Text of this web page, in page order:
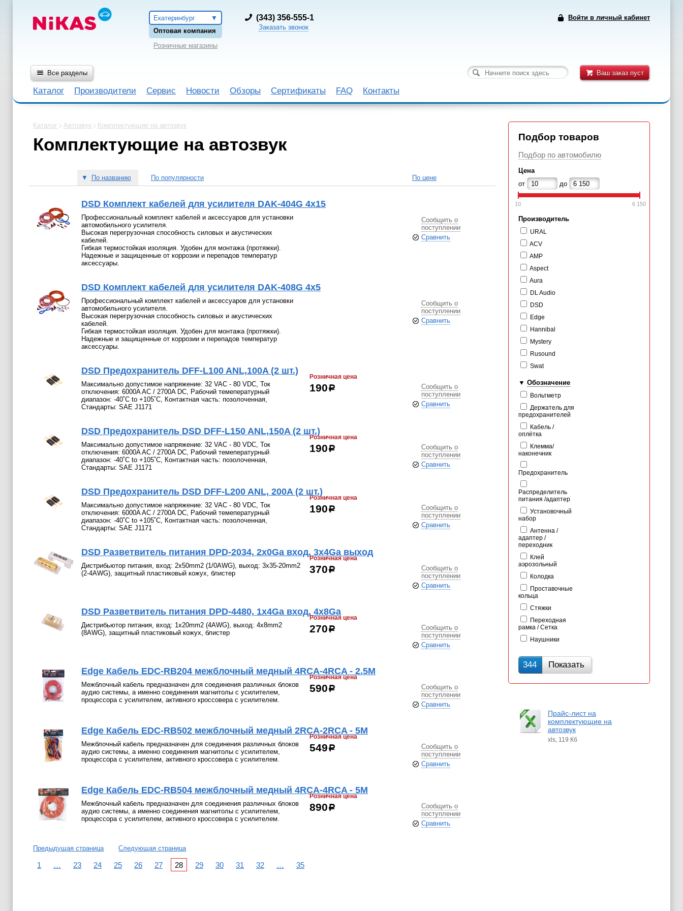
Войти в личный кабинет
Екатеринбург
Оптовая компания
Розничные магазины
(343) 356-555-1
Заказать звонок
Ваш заказ пуст
Все разделы
Каталог Производители Сервис Новости Обзоры Сертификаты FAQ Контакты
Каталог Автозвук Комплектующие на автозвук
Комплектующие на автозвук
По цене
▼ По названию По популярности
DSD Комплект кабелей для усилителя DAK-404G 4х15
Профессиональный комплект кабелей и аксессуаров для установки
автомобильного усилителя.
Высокая перегрузочная способность силовых и акустических
кабелей.
Гибкая термостойкая изоляция. Удобен для монтажа (протяжки).
Надежные и защищенные от коррозии и перепадов температур
аксессуары.
Сообщить о
поступлении
Сравнить
DSD Комплект кабелей для усилителя DAK-408G 4х5
Профессиональный комплект кабелей и аксессуаров для установки
автомобильного усилителя.
Высокая перегрузочная способность силовых и акустических
кабелей.
Гибкая термостойкая изоляция. Удобен для монтажа (протяжки).
Надежные и защищенные от коррозии и перепадов температур
аксессуары.
Сообщить о
поступлении
Сравнить
DSD Предохранитель DFF-L100 ANL,100A (2 шт.)
Максимально допустимое напряжение: 32 VAC - 80 VDC, Ток
отключения: 6000A AC / 2700A DC, Рабочий темепературный
диапазон: -40˚C to +105˚C, Контактная часть: позолоченная,
Стандарты: SAE J1171
Розничная цена
190р
Сообщить о
поступлении
Сравнить
DSD Предохранитель DSD DFF-L150 ANL,150A (2 шт.)
Максимально допустимое напряжение: 32 VAC - 80 VDC, Ток
отключения: 6000A AC / 2700A DC, Рабочий темепературный
диапазон: -40˚C to +105˚C, Контактная часть: позолоченная,
Стандарты: SAE J1171
Розничная цена
190р
Сообщить о
поступлении
Сравнить
DSD Предохранитель DSD DFF-L200 ANL, 200A (2 шт.)
Максимально допустимое напряжение: 32 VAC - 80 VDC, Ток
отключения: 6000A AC / 2700A DC, Рабочий темепературный
диапазон: -40˚C to +105˚C, Контактная часть: позолоченная,
Стандарты: SAE J1171
Розничная цена
190р
Сообщить о
поступлении
Сравнить
DSD Разветвитель питания DPD-2034, 2x0Ga вход, 3x4Ga выход
Дистрибьютор питания, вход: 2х50mm2 (1/0AWG), выход: 3x35-20mm2
(2-4AWG), защитный пластиковый кожух, блистер
Розничная цена
370р
Сообщить о
поступлении
Сравнить
DSD Разветвитель питания DPD-4480, 1x4Ga вход, 4x8Ga
Дистрибьютор питания, вход: 1х20mm2 (4AWG), выход: 4x8mm2
(8AWG), защитный пластиковый кожух, блистер
Розничная цена
270р
Сообщить о
поступлении
Сравнить
Edge Кабель EDC-RB204 межблочный медный 4RCA-4RCA - 2.5М
Межблочный кабель предназначен для соединения различных блоков
аудио системы, а именно соединения магнитолы с усилителем,
процессора с усилителем, активного кроссовера с усилителем.
Розничная цена
590р
Сообщить о
поступлении
Сравнить
Edge Кабель EDC-RB502 межблочный медный 2RCA-2RCA - 5М
Межблочный кабель предназначен для соединения различных блоков
аудио системы, а именно соединения магнитолы с усилителем,
процессора с усилителем, активного кроссовера с усилителем.
Розничная цена
549р
Сообщить о
поступлении
Сравнить
Edge Кабель EDC-RB504 межблочный медный 4RCA-4RCA - 5М
Межблочный кабель предназначен для соединения различных блоков
аудио системы, а именно соединения магнитолы с усилителем,
процессора с усилителем, активного кроссовера с усилителем.
Розничная цена
890р
Сообщить о
поступлении
Сравнить
Предыдущая страница Следующая страница
1 … 23 24 25 26 27 28 29 30 31 32 … 35
Подбор товаров
Подбор по автомобилю
Цена
от
до
10 6 150
Производитель
URAL
ACV
AMP
Aspect
Aura
DL Audio
DSD
Edge
Hannibal
Mystery
Rusound
Swat
Обозначение
Вольтметр
Держатель для
предохранителей
Кабель /
оплётка
Клемма/
наконечник
Предохранитель
Распределитель
питания /адаптер
Установочный
набор
Антенна /
адаптер /
переходник
Клей
аэрозольный
Колодка
Проставочные
кольца
Стяжки
Переходная
рамка / Сетка
Наушники
344 Показать
Прайс-лист на
комплектующие на
автозвук
xls, 119 Кб